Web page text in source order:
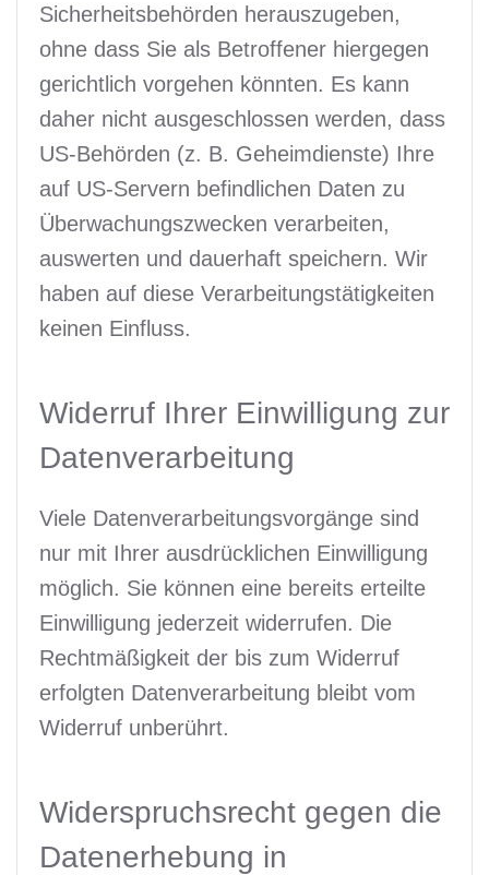
Sicherheitsbehörden herauszugeben,
ohne dass Sie als Betroffener hiergegen
gerichtlich vorgehen könnten. Es kann
daher nicht ausgeschlossen werden, dass
US-Behörden (z. B. Geheimdienste) Ihre
auf US-Servern befindlichen Daten zu
Überwachungszwecken verarbeiten,
auswerten und dauerhaft speichern. Wir
haben auf diese Verarbeitungstätigkeiten
keinen Einfluss.
Widerruf Ihrer Einwilligung zur
Datenverarbeitung
Viele Datenverarbeitungsvorgänge sind
nur mit Ihrer ausdrücklichen Einwilligung
möglich. Sie können eine bereits erteilte
Einwilligung jederzeit widerrufen. Die
Rechtmäßigkeit der bis zum Widerruf
erfolgten Datenverarbeitung bleibt vom
Widerruf unberührt.
Widerspruchsrecht gegen die
Datenerhebung in